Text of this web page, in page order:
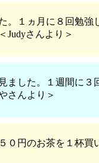
。１ヵ月に８回勉強
Judyさんより＞
ました。１週間に３
さんより＞
０円のお茶を１杯